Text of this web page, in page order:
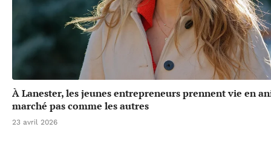
À Lanester, les jeunes entrepreneurs prennent vie en
marché pas comme les autres
23 avril 2026